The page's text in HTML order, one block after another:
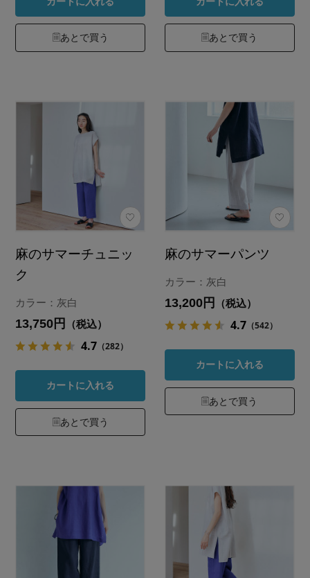
あとで買う あとで買う
麻のサマーチュニッ
ク
カラー：灰白
13,750円 （税込）
4.7 （282）
カートに入れる
あとで買う
麻のサマーパンツ
カラー：灰白
13,200円 （税込）
4.7 （542）
カートに入れる
あとで買う